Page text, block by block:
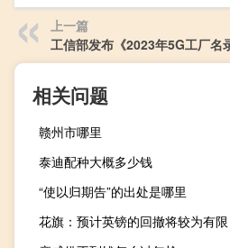
上一篇
工信部发布《2023年5G工厂名
相关问题
赣州市哪里
泰迪配种大概多少钱
“使以归期告”的出处是哪里
花旗：预计英镑的回撤将较为有限